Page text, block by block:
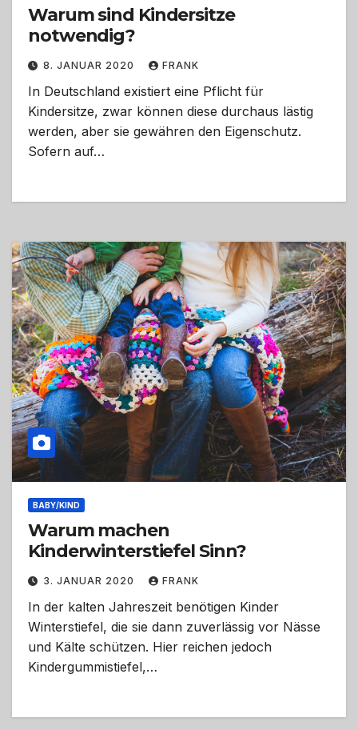
Warum sind Kindersitze
notwendig?
8. JANUAR 2020 FRANK
In Deutschland existiert eine Pflicht für
Kindersitze, zwar können diese durchaus lästig
werden, aber sie gewähren den Eigenschutz.
Sofern auf…
BABY/KIND
Warum machen
Kinderwinterstiefel Sinn?
3. JANUAR 2020 FRANK
In der kalten Jahreszeit benötigen Kinder
Winterstiefel, die sie dann zuverlässig vor Nässe
und Kälte schützen. Hier reichen jedoch
Kindergummistiefel,…